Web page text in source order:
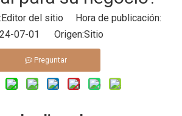
del sitio Hora de publicación:
07-01 Origen:Sitio
Preguntar